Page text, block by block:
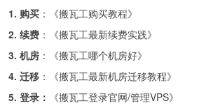
1. 购买 ：《搬瓦工购买教程》
2. 续费 ：《搬瓦工最新续费实践》
3. 机房 ：《搬瓦工哪个机房好》
4. 迁移 ：《搬瓦工最新机房迁移教程》
5. 登录：
《搬瓦工登录官网/管理VPS》